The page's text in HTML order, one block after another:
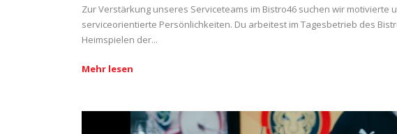
Zur Verstärkung unseres Serviceteams im Bistro46 suchen wir motivierte
serviceorientierte Persönlichkeiten. Du arbeitest im Tagesbetrieb des
Heimspielen der...
Mehr lesen